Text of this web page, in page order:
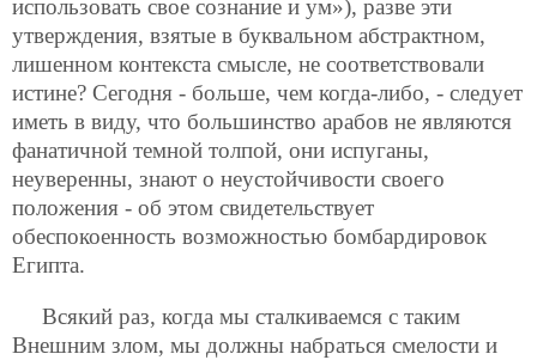
использовать свое сознание и ум»), разве эти
утверждения, взятые в буквальном абстрактном,
лишенном контекста смысле, не соответствовали
истине? Сегодня - больше, чем когда-либо, - следует
иметь в виду, что большинство арабов не являются
фанатичной темной толпой, они испуганы,
неуверенны, знают о неустойчивости своего
положения - об этом свидетельствует
обеспокоенность возможностью бомбардировок
Египта.
Всякий раз, когда мы сталкиваемся с таким
Внешним злом, мы должны набраться смелости и